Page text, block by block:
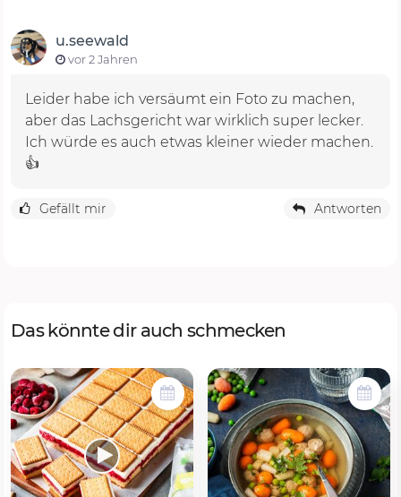
u.seewald
vor 2 Jahren
Leider habe ich versäumt ein Foto zu machen,
aber das Lachsgericht war wirklich super lecker.
Ich würde es auch etwas kleiner wieder machen.
👍
Gefällt mir Antworten
Das könnte dir auch schmecken